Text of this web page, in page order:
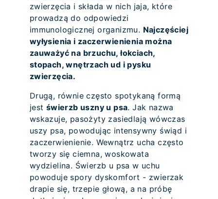
zwierzęcia i składa w nich jaja, które
prowadzą do odpowiedzi
immunologicznej organizmu. Najczęściej
wyłysienia i zaczerwienienia można
zauważyć na brzuchu, łokciach,
stopach, wnętrzach ud i pysku
zwierzęcia.
Drugą, równie często spotykaną formą
jest świerzb uszny u psa. Jak nazwa
wskazuje, pasożyty zasiedlają wówczas
uszy psa, powodując intensywny świąd i
zaczerwienienie. Wewnątrz ucha często
tworzy się ciemna, woskowata
wydzielina. Świerzb u psa w uchu
powoduje spory dyskomfort - zwierzak
drapie się, trzepie głową, a na próbę